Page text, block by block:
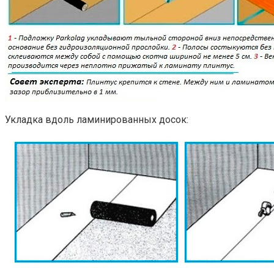
Укладка вдоль ламинированных досок: